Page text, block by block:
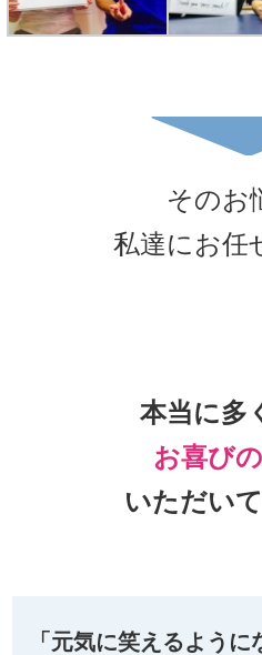
そのお
私達にお任
本当に多
お喜び
いただい
「元気に笑えるように